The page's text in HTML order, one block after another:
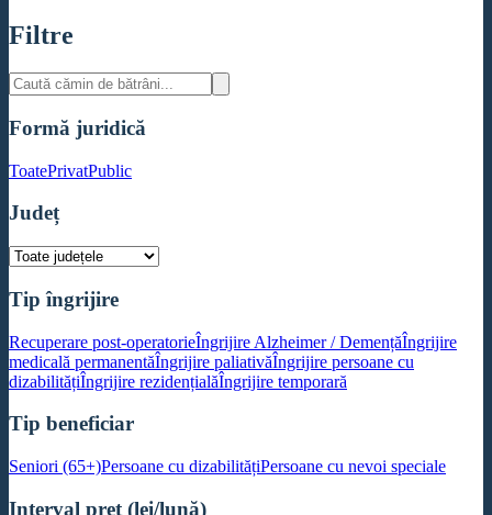
Filtre
Formă juridică
ToatePrivatPublic
Județ
Tip îngrijire
Recuperare post-operatorieÎngrijire Alzheimer / DemențăÎngrijire
medicală permanentăÎngrijire paliativăÎngrijire persoane cu
dizabilitățiÎngrijire rezidențialăÎngrijire temporară
Tip beneficiar
Seniori (65+)Persoane cu dizabilitățiPersoane cu nevoi speciale
Interval preț (lei/lună)